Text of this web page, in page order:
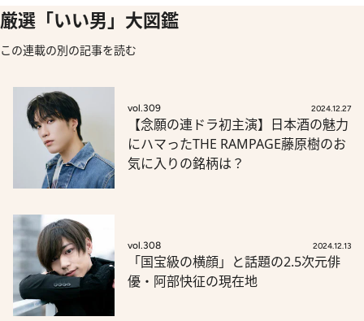
厳選「いい男」大図鑑
この連載の別の記事を読む
vol.309 2024.12.27
【念願の連ドラ初主演】日本酒の魅力
にハマったTHE RAMPAGE藤原樹のお
気に入りの銘柄は？
vol.308 2024.12.13
「国宝級の横顔」と話題の2.5次元俳
優・阿部快征の現在地